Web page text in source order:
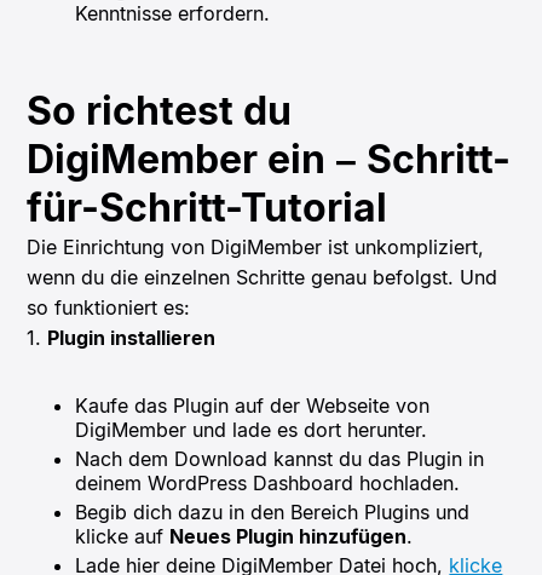
Kenntnisse erfordern.
So richtest du
DigiMember ein – Schritt-
für-Schritt-Tutorial
Die Einrichtung von DigiMember ist unkompliziert,
wenn du die einzelnen Schritte genau befolgst. Und
so funktioniert es:
1. Plugin installieren
Kaufe das Plugin auf der Webseite von
DigiMember und lade es dort herunter.
Nach dem Download kannst du das Plugin in
deinem WordPress Dashboard hochladen.
Begib dich dazu in den Bereich Plugins und
klicke auf Neues Plugin hinzufügen.
Lade hier deine DigiMember Datei hoch, klicke